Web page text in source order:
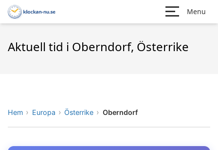
Menu
Aktuell tid i Oberndorf, Österrike
Hem Europa Österrike Oberndorf